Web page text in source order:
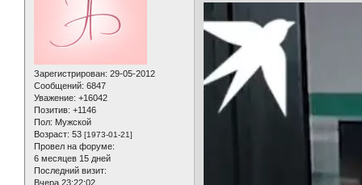
Зарегистрирован: 29-05-2012
Сообщений: 6847
Уважение: +16042
Позитив: +1146
Пол: Мужской
Возраст: 53 [1973-01-21]
Провел на форуме:
6 месяцев 15 дней
Последний визит:
Вчера 23:22:02